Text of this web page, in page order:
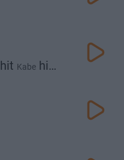
hit Kabe hit